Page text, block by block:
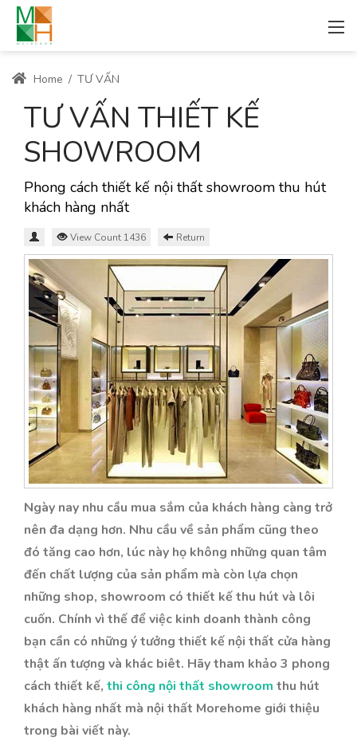
Home / TƯ VẤN
TƯ VẤN THIẾT KẾ
SHOWROOM
Phong cách thiết kế nội thất showroom thu hút
khách hàng nhất
View Count 1436 Return
Ngày nay nhu cầu mua sắm của khách hàng càng trở
nên đa dạng hơn. Nhu cầu về sản phẩm cũng theo
đó tăng cao hơn, lúc này họ không những quan tâm
đến chất lượng của sản phẩm mà còn lựa chọn
những shop, showroom có thiết kế thu hút và lôi
cuốn. Chính vì thế để việc kinh doanh thành công
bạn cần có những ý tưởng thiết kế nội thất cửa hàng
thật ấn tượng và khác biêt. Hãy tham khảo 3 phong
cách thiết kế, thi công nội thất showroom thu hút
khách hàng nhất mà nội thất Morehome giới thiệu
trong bài viết này.